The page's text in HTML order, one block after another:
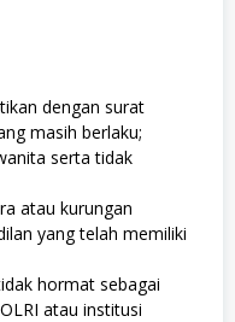
dengan surat
masih berlaku;
serta tidak
atau kurungan
yang telah memiliki
hormat sebagai
atau institusi